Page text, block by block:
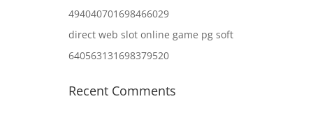
494040701698466029
direct web slot online game pg soft
640563131698379520
Recent Comments